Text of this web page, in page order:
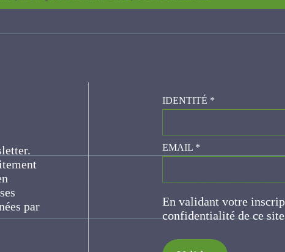
HUGUES
fourragères pour accroitre leur rôle
de semences de légumineuses
IDENTITÉ*
EMAIL*
En validant votre
de confidentialité de